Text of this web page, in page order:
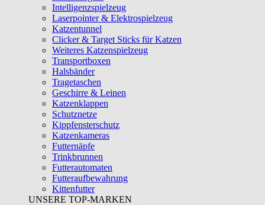
Intelligenzspielzeug
Laserpointer & Elektrospielzeug
Katzentunnel
Clicker & Target Sticks für Katzen
Weiteres Katzenspielzeug
Transportboxen
Halsbänder
Tragetaschen
Geschirre & Leinen
Katzenklappen
Schutznetze
Kippfensterschutz
Katzenkameras
Futternäpfe
Trinkbrunnen
Futterautomaten
Futteraufbewahrung
Kittenfutter
UNSERE TOP-MARKEN